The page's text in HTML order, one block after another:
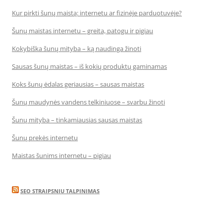
Kur pirkti šunų maistą: internetu ar fizinėje parduotuvėje?
Šunų maistas internetu – greita, patogu ir pigiau
Kokybiška šunų mityba – ką naudinga žinoti
Sausas šunų maistas – iš kokių produktų gaminamas
Koks šunų ėdalas geriausias – sausas maistas
Šunų maudynės vandens telkiniuose – svarbu žinoti
Šunų mityba – tinkamiausias sausas maistas
Šunų prekės internetu
Maistas šunims internetu – pigiau
SEO STRAIPSNIU TALPINIMAS